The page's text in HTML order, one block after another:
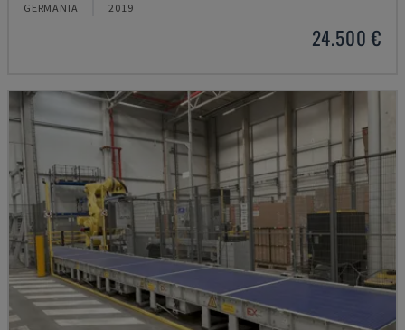
GERMANIA 2019
24.500 €